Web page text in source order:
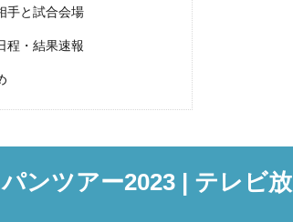
手と試合会場
程・結果速報
ンツアー2023 | テレビ放